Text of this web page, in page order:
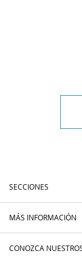
SECCIONES
MÁS INFORMACIÓN
CONOZCA